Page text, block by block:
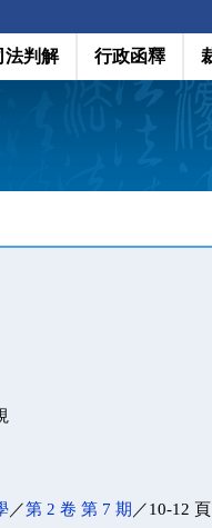
法判解 行政函釋
／第 2 卷 第 7 期 ／10-12 頁